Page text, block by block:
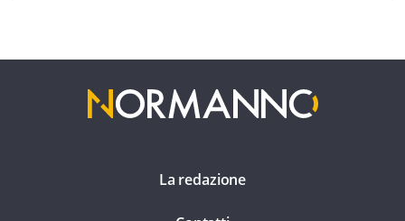
La redazione